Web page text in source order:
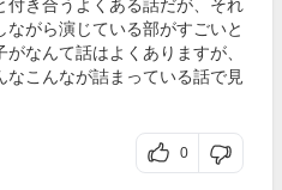
付き合うよくある話だが、それ
がら演じている部がすごいと
なんて話はよくありますが、
こんなが詰まっている話で見
0